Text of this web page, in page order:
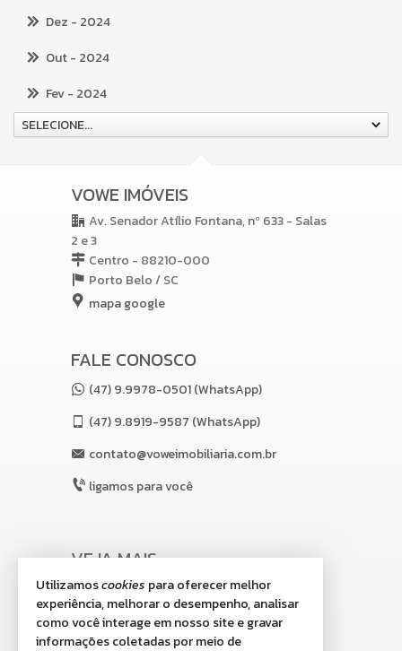
Dez - 2024
Out- 2024
Fev- 2024
SELECIONE...
VOWE IMÓVEIS
Av. Senador Atílio Fontana, nº 633 - Salas
2 e 3
Centro - 88210-000
Porto Belo /SC
mapa google
FALE CONOSCO
(47) 9.9978-0501 (WhatsApp)
(47)9.8919-9587 (WhatsApp)
contato@voweimobiliaria.com.br
ligamos para você
VEJA MAIS
receba nosso newsletter
indicadores financeiros
Utilizamoscookies para oferecer melhor
experiência, melhorar o desempenho, analisar
como você interage em nosso site e gravar
informações coletadas por meio de